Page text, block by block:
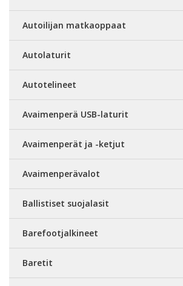
Autoilijan matkaoppaat
Autolaturit
Autotelineet
Avaimenperä USB-laturit
Avaimenperät ja -ketjut
Avaimenperävalot
Ballistiset suojalasit
Barefootjalkineet
Baretit